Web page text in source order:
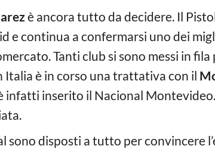
è ancora tutto da decidere. Il
e continua a confermarsi uno dei
Tanti club si sono messi in
Italia è in corso una trattativa con il
infatti inserito il Nacional
sono disposti a tutto per convincere